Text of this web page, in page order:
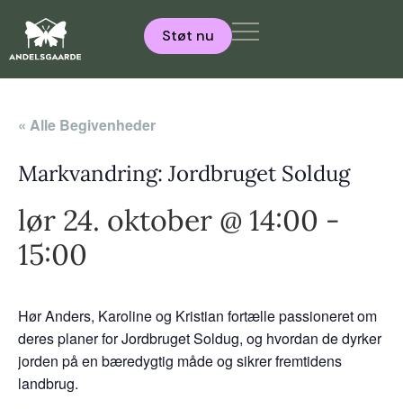
Støt nu
« Alle Begivenheder
Markvandring: Jordbruget Soldug
lør 24. oktober @ 14:00 -
15:00
Hør Anders, Karoline og Kristian fortælle passioneret om
deres planer for Jordbruget Soldug, og hvordan de dyrker
jorden på en bæredygtig måde og sikrer fremtidens
landbrug.